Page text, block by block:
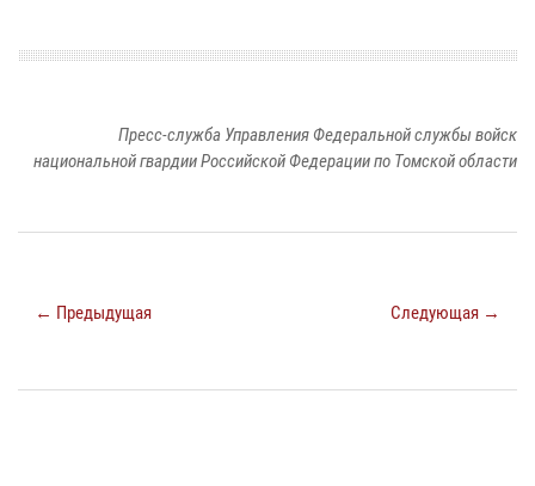
Пресс-служба Управления Федеральной службы войск
национальной гвардии Российской Федерации по Томской области
← Предыдущая Следующая →